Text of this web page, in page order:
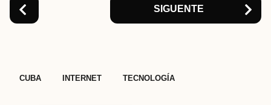
SIGUENTE
CUBA INTERNET TECNOLOGÍA